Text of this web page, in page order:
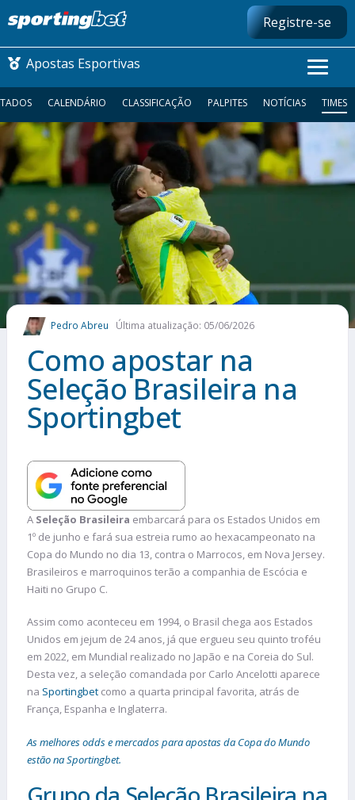
Registre-se
Apostas Esportivas
CONMEBOL LIBERTADORES
FUTEBOL NACIONAL
FUTEBOL INTERNACIONAL
COMO APOSTAR
MAIS ESPORTES
CALENDÁRIO CLASSIFICAÇÃO PALPITES NOTÍCIAS TIMES
Pedro Abreu Última atualização: 05/06/2026
Como apostar na
Seleção Brasileira na
Sportingbet
A Seleção Brasileira embarcará para os Estados Unidos em
1º de junho e fará sua estreia rumo ao hexacampeonato na
Copa do Mundo no dia 13, contra o Marrocos, em Nova Jersey.
Brasileiros e marroquinos terão a companhia de Escócia e
Haiti no Grupo C.
Assim como aconteceu em 1994, o Brasil chega aos Estados
Unidos em jejum de 24 anos, já que ergueu seu quinto troféu
em 2022, em Mundial realizado no Japão e na Coreia do Sul.
Desta vez, a seleção comandada por Carlo Ancelotti aparece
na Sportingbet como a quarta principal favorita, atrás de
França, Espanha e Inglaterra.
As melhores odds e mercados para apostas da Copa do Mundo
estão na Sportingbet.